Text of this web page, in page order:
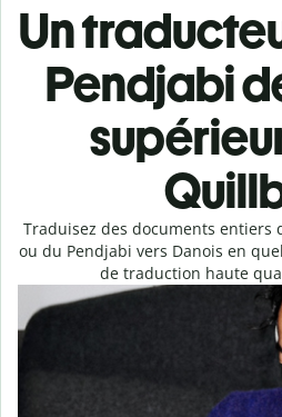
Un
Pendjabi
Traduisez des documents entiers
ou du Pendjabi vers Danois en
de traduction haute